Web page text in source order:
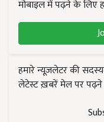
मोबाइल में पढ़ने के लिए
हमारे न्यूज़लेटर की
लेटेस्ट ख़बरें मेल पर पढ़ने